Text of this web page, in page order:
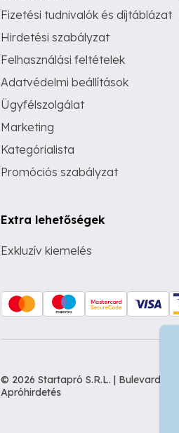
Fizetési tudnivalók és díjtáblázat
Hirdetési szabályzat
Felhasználási feltételek
Adatvédelmi beállítások
Ügyfélszolgálat
Marketing
Kategórialista
Promóciós szabályzat
Extra lehetőségek
Exkluzív kiemelés
© 2026 Startapró S.R.L. | Bulevardul
Apróhirdetés